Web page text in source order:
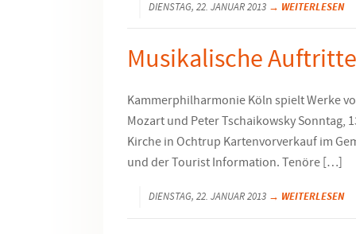
DIENSTAG, 22. JANUAR 2013 → WEITERLESEN
Musikalische
Kammerphilharmonie Köln spielt Werke
Mozart und Peter Tschaikowsky Sonntag,
Kirche in Ochtrup Kartenvorverkauf im
und der Tourist Information. Tenöre […]
DIENSTAG, 22. JANUAR 2013 → WEITERLESEN